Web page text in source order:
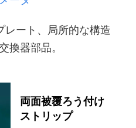
ート、局所的な構造
換器部品。
両面被覆ろう付け
ストリップ